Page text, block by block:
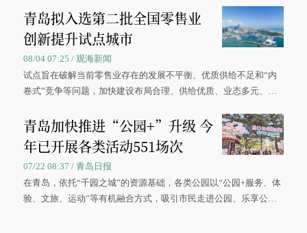
青岛拟入选第二批全国零售业
创新提升试点城市
08/04 07:25 / 观海新闻
试点旨在破解当前零售业存在的发展不平衡、优质供给不足和“内
卷式”竞争等问题，加快建设布局合理、供给优质、业态多元、智
青岛加快推进“公园+”升级 今
年已开展各类活动551场次
07/22 08:37 / 青岛日报
在青岛，依托“千园之城”的资源基础，各类公园以“公园+服务、体
验、文旅、运动”等有机融合方式，吸引市民走进公园、乐享公